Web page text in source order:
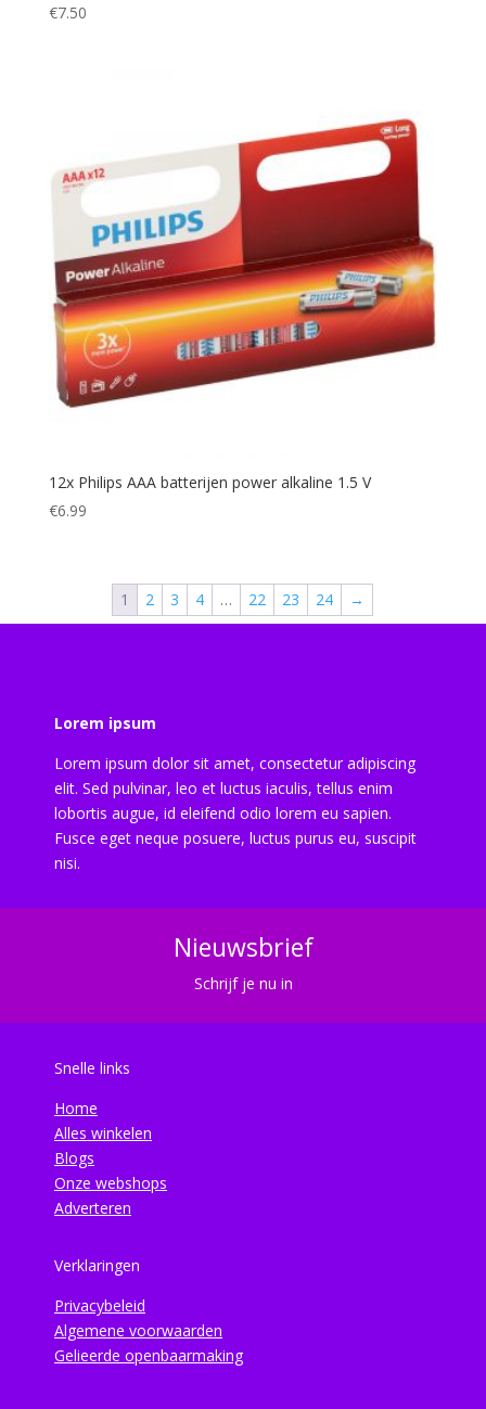
€7.50
12x Philips AAA batterijen power alkaline 1.5 V
€6.99
1 2 3 4 … 22 23 24 →
Lorem ipsum
Lorem ipsum dolor sit amet, consectetur adipiscing
elit. Sed pulvinar, leo et luctus iaculis, tellus enim
lobortis augue, id eleifend odio lorem eu sapien.
Fusce eget neque posuere, luctus purus eu, suscipit
nisi.
Nieuwsbrief
Schrijf je nu in
Snelle links
Home
Alles winkelen
Blogs
Onze webshops
Adverteren
Verklaringen
Privacybeleid
Algemene voorwaarden
Gelieerde openbaarmaking